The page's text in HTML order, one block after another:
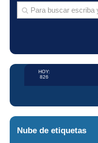
HOY:
826
Nube de etiquetas